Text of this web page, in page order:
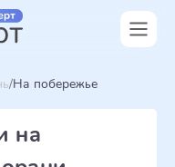
На побережье
на